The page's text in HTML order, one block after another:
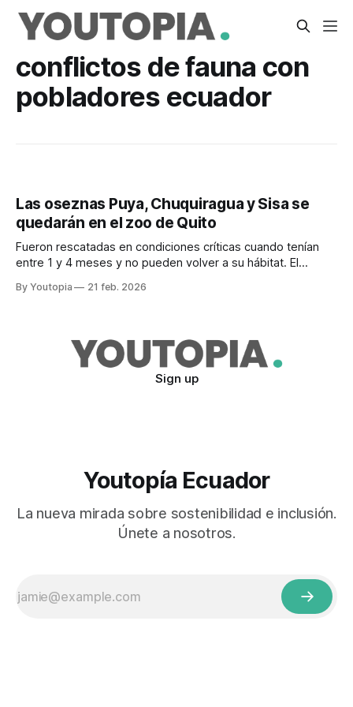
conflictos de fauna con
pobladores ecuador
Las oseznas Puya, Chuquiragua y Sisa se
quedarán en el zoo de Quito
Fueron rescatadas en condiciones críticas cuando tenían
entre 1 y 4 meses y no pueden volver a su hábitat. El
By Youtopia 21 feb. 2026
Sign up
Youtopía Ecuador
La nueva mirada sobre sostenibilidad e inclusión.
Únete a nosotros.